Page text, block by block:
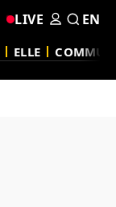
ELLE
LIVE EN